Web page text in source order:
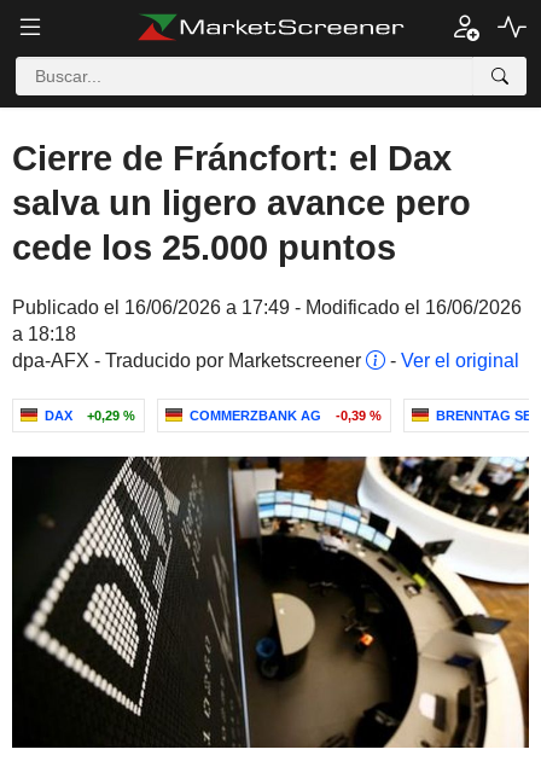
Cierre de Fráncfort: el Dax
salva un ligero avance pero
cede los 25.000 puntos
Publicado el 16/06/2026 a 17:49 - Modificado el 16/06/2026
a 18:18
dpa-AFX - Traducido por Marketscreener
- Ver el original
DAX +0,29 % COMMERZBANK AG -0,39 % BRENNTAG SE